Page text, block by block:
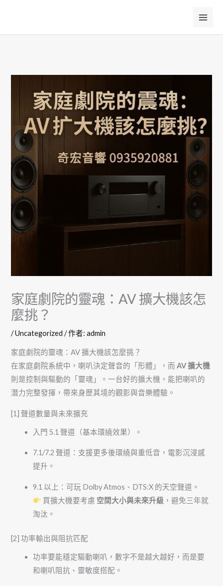
主
家庭劇院的靈魂：AV 擴大機該怎
麼挑？
/Uncategorized / 作者:admin
家庭劇院的靈魂：AV 擴大機該怎麼挑？
在家庭劇院系統中，喇叭決定聲音的「形體」，而AV 擴大機
則是控制與驅動的「靈魂」。一台好的擴大機，能把喇叭的
潛力完整發揮，帶來身歷其境的觀影與音樂體驗。
[1] 聲道數量與未來擴充
入門 5.1 聲道（基本環繞效果）。
7.1/7.2 聲道：支援更多後環繞與重低音，電影沉浸感
提升。
9.1 以上：可玩 Dolby Atmos、DTS:X 的天空聲道。
買擴大機要考慮 空間大小與未來升級 ，避免三年就
淘汰。
[2] 功率輸出與阻抗匹配
功率要能穩定驅動喇叭，數字不是越大越好，而是要
和喇叭阻抗、靈敏度搭配。